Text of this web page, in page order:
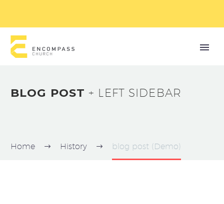
BLOG POST+ LEFT SIDEBAR
Home History blog post (Demo)